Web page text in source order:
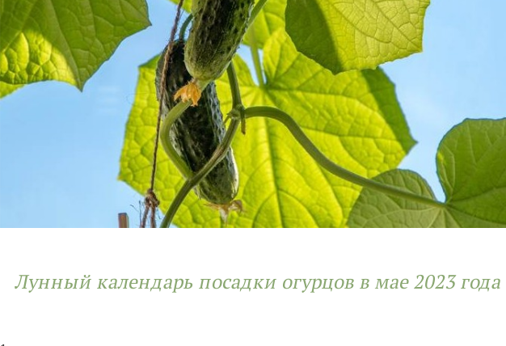
Лунный календарь посадки огурцов в мае 2023 года